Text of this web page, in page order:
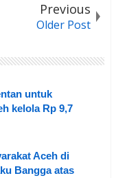
Previous
Older Post
untuk
kelola Rp 9,7
Aceh di
Bangga atas